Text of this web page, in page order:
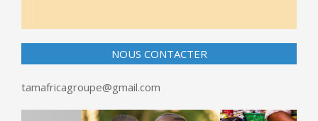
NOUS CONTACTER
tamafricagroupe@gmail.com